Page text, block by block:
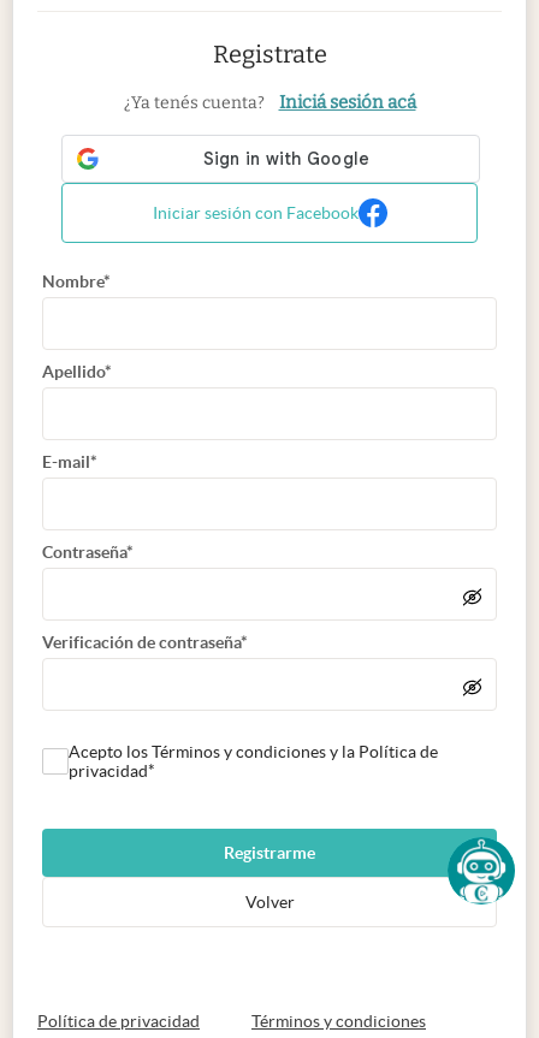
Registrate
¿Ya tenés cuenta? Iniciá sesión acá
Iniciar sesión con Facebook
Nombre*
Apellido*
E-mail*
Contraseña*
Verificación de contraseña*
Acepto los Términos y condiciones y la Política de
privacidad*
Registrarme
Volver
Política de privacidad abre en nueva pestaña
Términos y condicionesabre en nueva